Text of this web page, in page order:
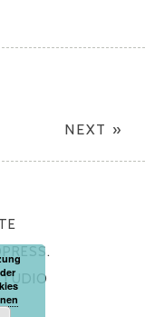
NEXT »